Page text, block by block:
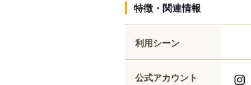
特徴・関連情報
利用シーン
公式アカウント